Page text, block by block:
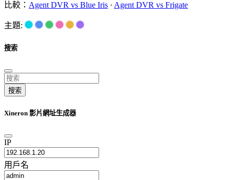
比較： Agent DVR vs Blue Iris · Agent DVR vs Frigate
主題:
搜索
搜索
Xineron 影片網址生成器
IP
用戶名